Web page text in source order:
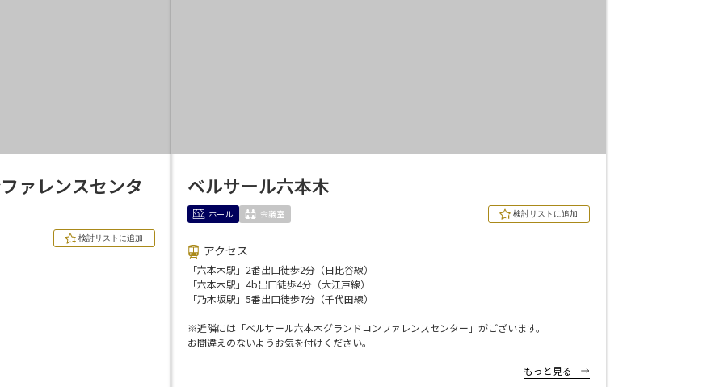
ァレンスセンタ
ベルサール六本木
ホール 会議室
アクセス
「六本木駅」2番出口徒歩2分（日比谷線）
「六本木駅」4b出口徒歩4分（大江戸線）
「乃木坂駅」5番出口徒歩7分（千代田線）
※近隣には「ベルサール六本木グランドコンファレンスセンター」がございます。
お間違えのないようお気を付けください。
もっと見る